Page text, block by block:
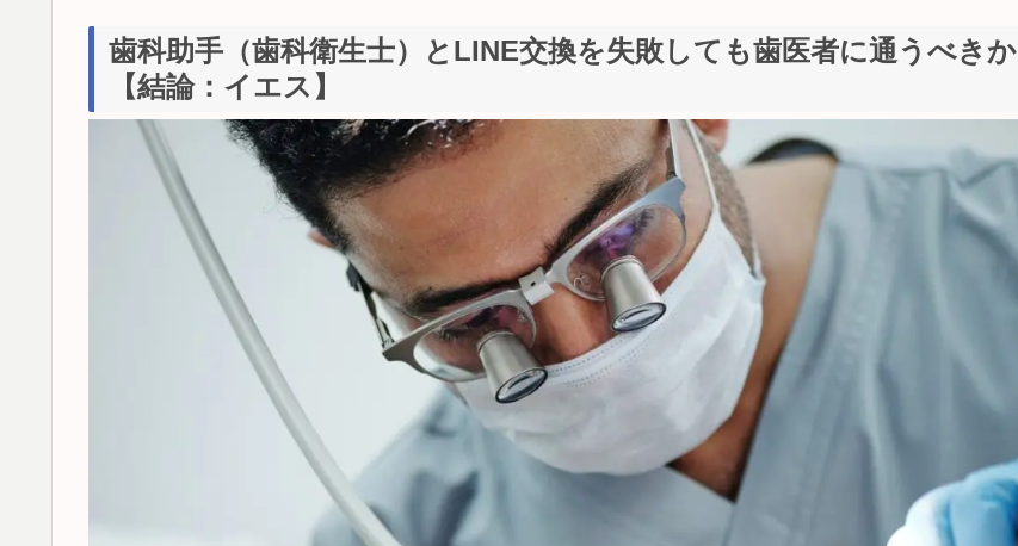
歯科助手（歯科衛生士）とLINE交換を失敗しても歯医者に通うべきか
【結論：イエス】